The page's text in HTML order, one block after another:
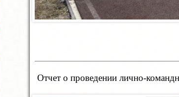
Отчет о проведении лично-